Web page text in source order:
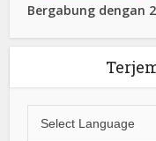
Bergabung dengan